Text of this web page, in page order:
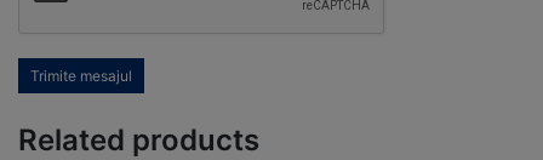
Trimite mesajul
Related products